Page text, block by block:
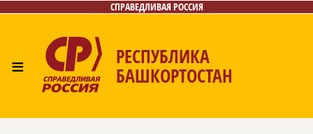
СПРАВЕДЛИВАЯ РОССИЯ
≡ РЕСПУБЛИКА
БАШКОРТОСТАН